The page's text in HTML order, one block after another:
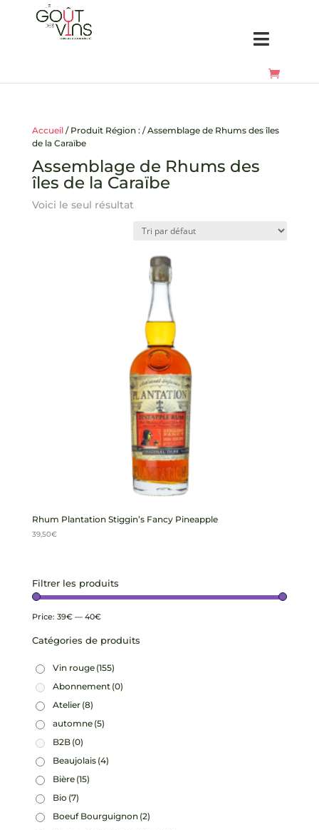
Accueil/ Produit Région : / Assemblage de Rhums des îles
de la Caraïbe
Assemblage de Rhums des
îles de la Caraïbe
Voici le seul résultat
Rhum Plantation Stiggin’s Fancy Pineapple
39,50€
Filtrer les produits
Price: 39€— 40€
Catégories de produits
Vin rouge (155)
Abonnement (0)
Atelier (8)
automne (5)
B2B (0)
Beaujolais (4)
Bière (15)
Bio (7)
Boeuf Bourguignon (2)